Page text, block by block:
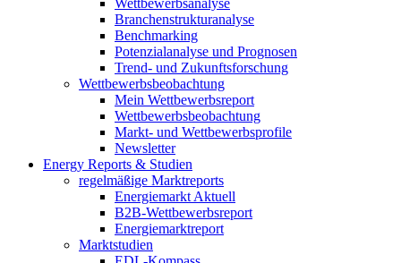
Branchenstrukturanalyse
Benchmarking
Potenzialanalyse und Prognosen
Trend- und Zukunftsforschung
Wettbewerbs­beobachtung
Mein Wettbewerbsreport
Wettbewerbsbeobachtung
Markt- und Wettbewerbsprofile
Newsletter
Energy Reports & Studien
regelmäßige Marktreports
Energiemarkt Aktuell
B2B-Wettbewerbsreport
Energiemarktreport
Marktstudien